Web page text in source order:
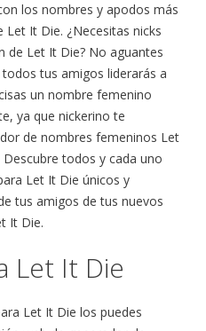
los nombres y apodos más
It Die. ¿Necesitas nicks
de Let It Die? No aguantes
tus amigos liderarás a
un nombre femenino
ya que nickerino te
de nombres femeninos Let
todos y cada uno
Let It Die únicos y
tus amigos de tus nuevos
It Die.
Let It Die
Let It Die los puedes